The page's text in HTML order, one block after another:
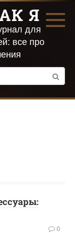
Я
для
все про
0